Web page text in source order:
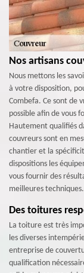
Nos artisans
Nous mettons les
à votre disposition,
Combefa. Ce sont de
possible afin de vous
Hautement qualifiés
couvreurs sont en
chantier et la
dispositions les
vous fournir des
meilleures techniques.
Des toitures
La toiture est très
les diverses
entreprise de
qualification